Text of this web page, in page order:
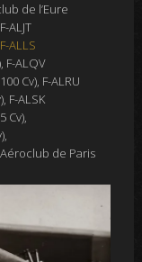
de l’Eure
ALJT
F-ALLS
F-ALQV
Cv), F-ALRU
F-ALSK
Cv),
de Paris